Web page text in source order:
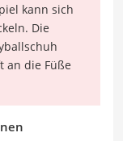
kann sich
Die
an die Füße